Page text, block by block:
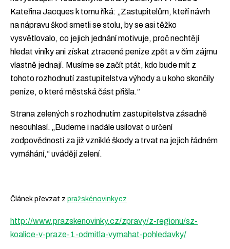
Kateřina Jacques k tomu říká: „Zastupitelům, kteří návrh
na nápravu škod smetli se stolu, by se asi těžko
vysvětlovalo, co jejich jednání motivuje, proč nechtějí
hledat viníky ani získat ztracené peníze zpět a v čím zájmu
vlastně jednají. Musíme se začít ptát, kdo bude mít z
tohoto rozhodnutí zastupitelstva výhody a u koho skončily
peníze, o které městská část přišla.”
Strana zelených s rozhodnutím zastupitelstva zásadně
nesouhlasí. „Budeme i nadále usilovat o určení
zodpovědnosti za již vzniklé škody a trvat na jejich řádném
vymáhání,“ uvádějí zelení.
Článek převzat z pražskénovinky.cz
http://www.prazskenovinky.cz/zpravy/z-regionu/sz-
koalice-v-praze-1-odmitla-vymahat-pohledavky/